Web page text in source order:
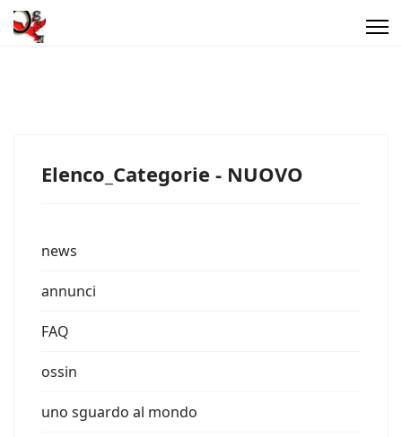
Elenco_Categorie - NUOVO
news
annunci
FAQ
ossin
uno sguardo al mondo